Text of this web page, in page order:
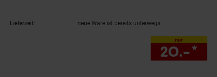
Lieferzeit: neue Ware ist bereits unterwegs
nur
20.–*